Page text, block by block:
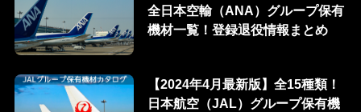
全日本空輸（ANA）グループ保有
機材一覧！登録退役情報まとめ
【2024年4月最新版】全15種類！
日本航空（JAL）グループ保有機